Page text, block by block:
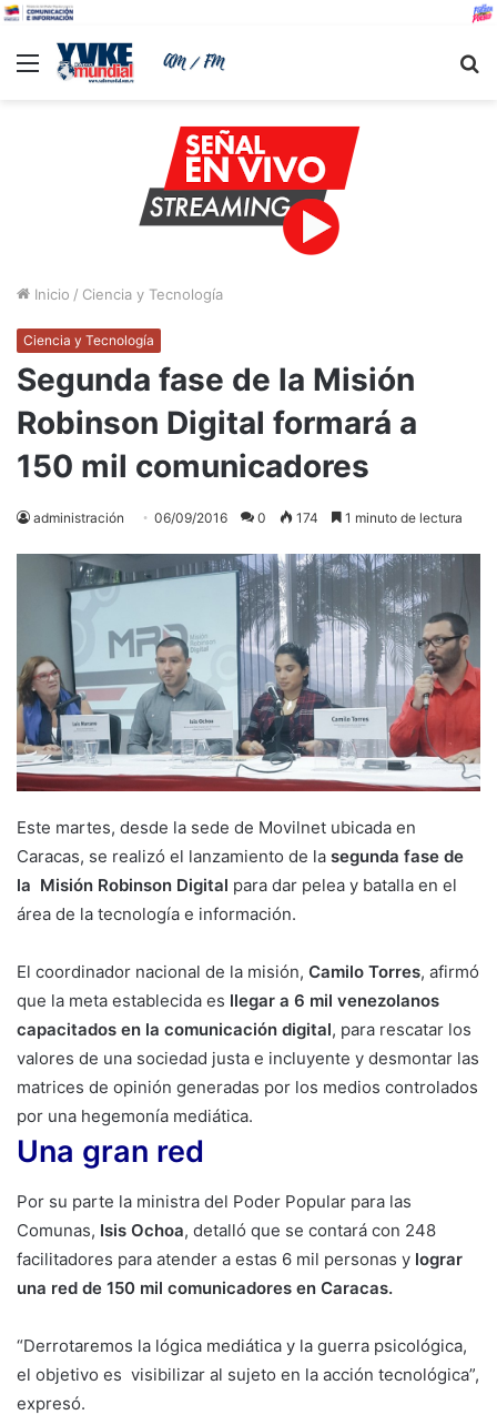
Menu
Inicio / Ciencia y Tecnología
Ciencia y Tecnología
Segunda fase de la Misión
Robinson Digital formará a
150 mil comunicadores
administración 06/09/2016 0 174 1 minuto de lectura
Este martes, desde la sede de Movilnet ubicada en
Caracas, se realizó el lanzamiento de la segunda fase de
la Misión Robinson Digital para dar pelea y batalla en el
área de la tecnología e información.
El coordinador nacional de la misión, Camilo Torres, afirmó
que la meta establecida es llegar a 6 mil venezolanos
capacitados en la comunicación digital, para rescatar los
valores de una sociedad justa e incluyente y desmontar las
matrices de opinión generadas por los medios controlados
por una hegemonía mediática.
Una gran red
Por su parte la ministra del Poder Popular para las
Comunas, Isis Ochoa, detalló que se contará con 248
facilitadores para atender a estas 6 mil personas y lograr
una red de 150 mil comunicadores en Caracas.
“Derrotaremos la lógica mediática y la guerra psicológica,
el objetivo es visibilizar al sujeto en la acción tecnológica”,
expresó.